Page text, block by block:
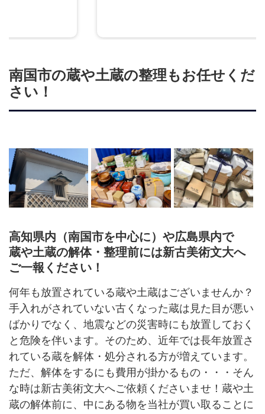
南国市の蔵や土蔵の整理もお任せくだ
さい！
高知県内（南国市を中心に）や広島県内で
蔵や土蔵の解体・整理前には新古美術文大へ
ご一報ください！
何年も放置されている蔵や土蔵はございませんか？
手入れがされていない古くなった蔵は見た目が悪い
ばかりでなく、地震などの災害時にも放置しておく
と危険を伴います。そのため、近年では長年放置さ
れている蔵を解体・処分される方が増えています。
ただ、解体をするにも費用が掛かるもの・・・そん
な時は新古美術文大へご依頼くださいませ！蔵や土
蔵の解体前に、中にある物を当社が買い取ることに